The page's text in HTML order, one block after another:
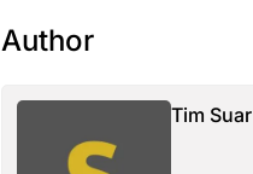
Author
Tim Suar